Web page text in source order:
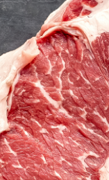
eksklusive
kendt for sin mørke
struktur og er
af intramuskulært
sammenlignet